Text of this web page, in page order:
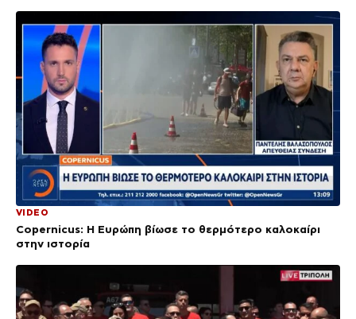
VIDEO
Copernicus: Η Ευρώπη βίωσε το θερμότερο καλοκαίρι
στην ιστορία